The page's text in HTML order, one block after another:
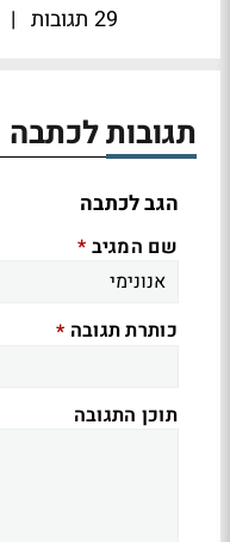
29 תגובות |
תגובות לכתבה
הגב לכתבה
שם המגיב *
כותרת תגובה *
תוכן התגובה